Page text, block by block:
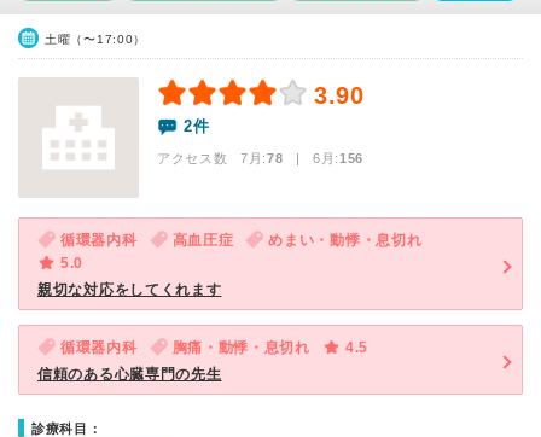
土曜（〜17:00）
3.90
2件
アクセス数 7月:78 | 6月:156
循環器内科 高血圧症
めまい・動悸・息切れ
5.0
親切な対応をしてくれます
循環器内科 胸痛・動悸・息切れ
4.5
信頼のある心臓専門の先生
診療科目：